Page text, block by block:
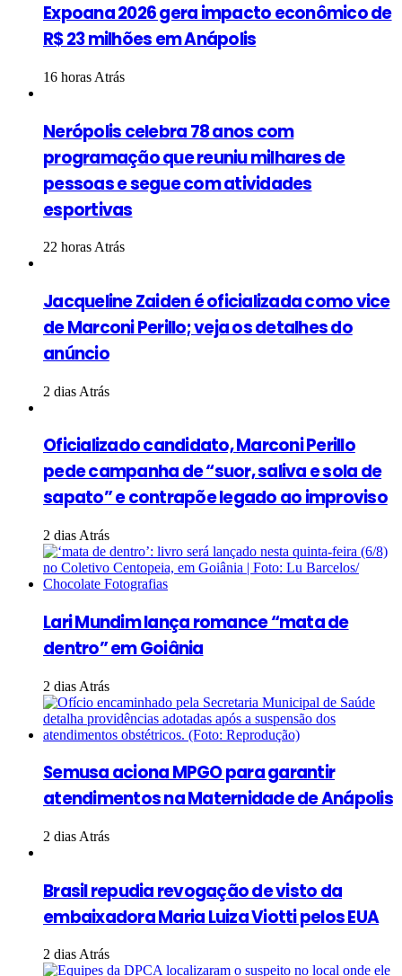
Expoana 2026 gera impacto econômico de
R$ 23 milhões em Anápolis
16 horas Atrás
Nerópolis celebra 78 anos com
programação que reuniu milhares de
pessoas e segue com atividades
esportivas
22 horas Atrás
Jacqueline Zaiden é oficializada como vice
de Marconi Perillo; veja os detalhes do
anúncio
2 dias Atrás
Oficializado candidato, Marconi Perillo
pede campanha de “suor, saliva e sola de
sapato” e contrapõe legado ao improviso
2 dias Atrás
Lari Mundim lança romance “mata de
dentro” em Goiânia
2 dias Atrás
Semusa aciona MPGO para garantir
atendimentos na Maternidade de Anápolis
2 dias Atrás
Brasil repudia revogação de visto da
embaixadora Maria Luiza Viotti pelos EUA
2 dias Atrás